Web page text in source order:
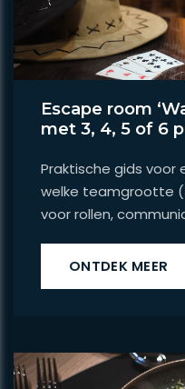
Escape room
met 3, 4, 5 of 6
Praktische gids voor
welke teamgrootte
voor rollen,
ONTDEK MEER